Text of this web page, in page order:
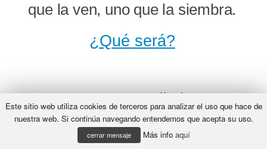
que la ven, uno que la siembra.
¿Qué será?
Como una ametralladora se
escucha mi tableteo; pero estoy en
la oficina, que mi oficio no es
Este sitio web utiliza cookies de terceros para analizar el uso que hace de
nuestra web. Si continúa navegando entendemos que acepta su uso.
cerrar mensaje Más info aquí